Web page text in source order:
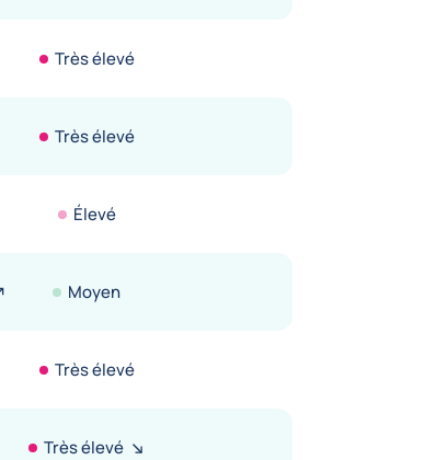
Très élevé
Très élevé
Élevé
Moyen
Très élevé
Très élevé